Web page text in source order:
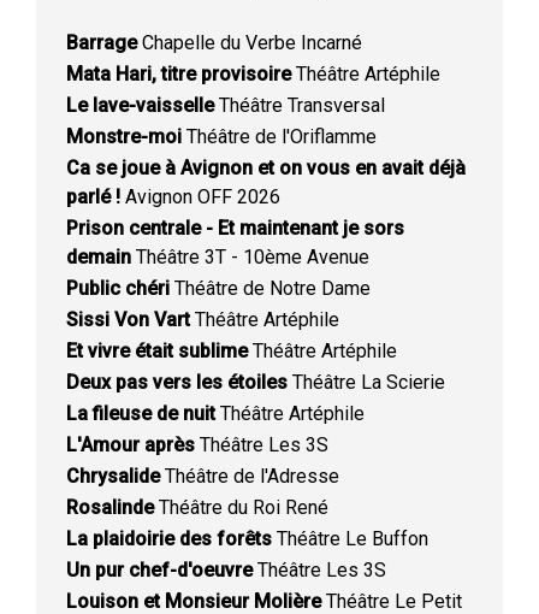
BarrageChapelle du Verbe Incarné
Mata Hari, titre provisoireThéâtre Artéphile
Le lave-vaisselleThéâtre Transversal
Monstre-moi Théâtre de l'Oriflamme
Ca se joue à Avignon et on vous en avait déjà
parlé ! Avignon OFF 2026
Prison centrale - Et maintenant je sors
demain Théâtre 3T - 10ème Avenue
Public chéri Théâtre de Notre Dame
Sissi Von VartThéâtre Artéphile
Et vivre était sublimeThéâtre Artéphile
Deux pas vers les étoiles Théâtre La Scierie
La fileuse de nuitThéâtre Artéphile
L'Amour après Théâtre Les 3S
ChrysalideThéâtre de l'Adresse
RosalindeThéâtre du Roi René
La plaidoirie des forêts Théâtre Le Buffon
Un pur chef-d'oeuvreThéâtre Les 3S
Louison et Monsieur MolièreThéâtre Le Petit